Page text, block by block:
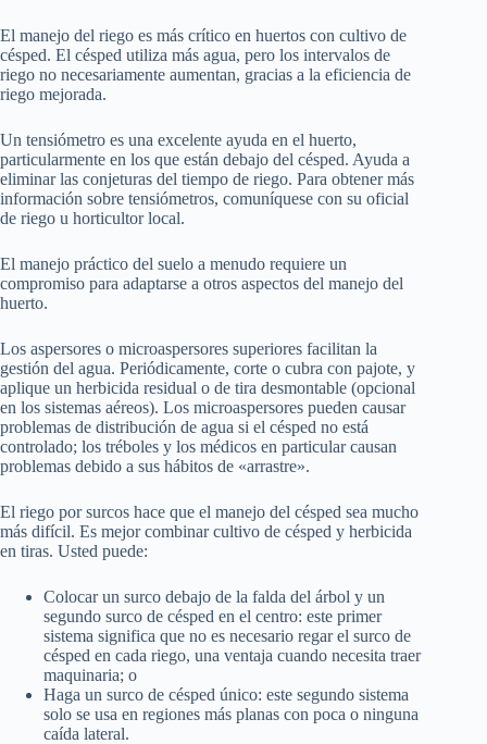
El manejo del riego es más crítico en huertos con cultivo de
césped. El césped utiliza más agua, pero los intervalos de
riego no necesariamente aumentan, gracias a la eficiencia de
riego mejorada.
Un tensiómetro es una excelente ayuda en el huerto,
particularmente en los que están debajo del césped. Ayuda a
eliminar las conjeturas del tiempo de riego. Para obtener más
información sobre tensiómetros, comuníquese con su oficial
de riego u horticultor local.
El manejo práctico del suelo a menudo requiere un
compromiso para adaptarse a otros aspectos del manejo del
huerto.
Los aspersores o microaspersores superiores facilitan la
gestión del agua. Periódicamente, corte o cubra con pajote, y
aplique un herbicida residual o de tira desmontable (opcional
en los sistemas aéreos). Los microaspersores pueden causar
problemas de distribución de agua si el césped no está
controlado; los tréboles y los médicos en particular causan
problemas debido a sus hábitos de «arrastre».
El riego por surcos hace que el manejo del césped sea mucho
más difícil. Es mejor combinar cultivo de césped y herbicida
en tiras. Usted puede:
Colocar un surco debajo de la falda del árbol y un
segundo surco de césped en el centro: este primer
sistema significa que no es necesario regar el surco de
césped en cada riego, una ventaja cuando necesita traer
maquinaria; o
Haga un surco de césped único: este segundo sistema
solo se usa en regiones más planas con poca o ninguna
caída lateral.